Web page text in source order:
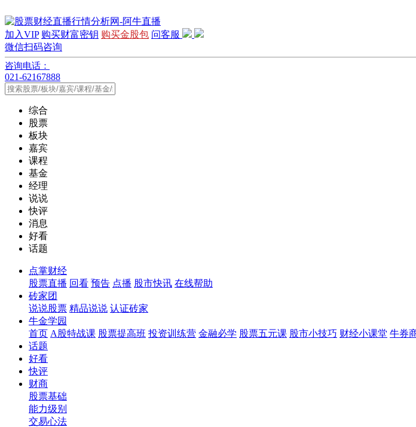
加入VIP 购买财富密钥 购买金股包 问客服
微信扫码咨询
咨询电话：
021-62167888
综合
股票
板块
嘉宾
课程
基金
经理
说说
快评
消息
好看
话题
点掌财经
股票直播 回看 预告 点播 股市快讯 在线帮助
砖家团
说说股票 精品说说 认证砖家
牛金学园
首页 A股特战课 股票提高班 投资训练营 金融必学 股票五元课 股市小技巧 财经小课堂 牛券
话题
好看
快评
财商
股票基础
能力级别
交易心法